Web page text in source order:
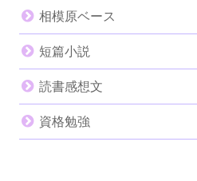
相模原ベース
短篇小説
読書感想文
資格勉強